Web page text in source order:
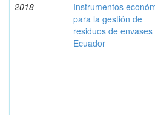
2018
Instrumentos
para la gestión de
residuos de envases
Ecuador